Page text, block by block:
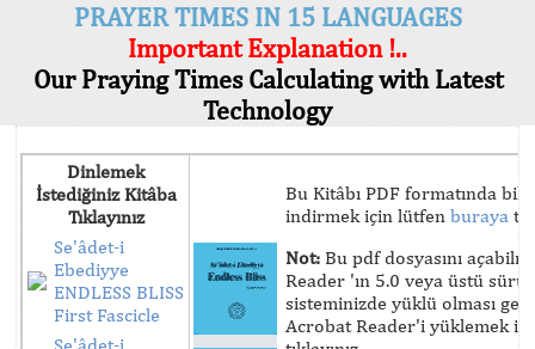
PRAYER TIMES IN 15 LANGUAGES
Important Explanation !..
Our Praying Times Calculating with Latest
Technology
Dinlemek
İstediğiniz Kitâba
Tıklayınız
Se'âdet-i
Ebediyye
ENDLESS BLISS
First Fascicle
Bu Kitâbı PDF formatında
indirmek için lütfen buraya
Not: Bu pdf dosyasını
Reader 'ın 5.0 veya üstü
sisteminizde yüklü olması
Acrobat Reader'i yüklemek